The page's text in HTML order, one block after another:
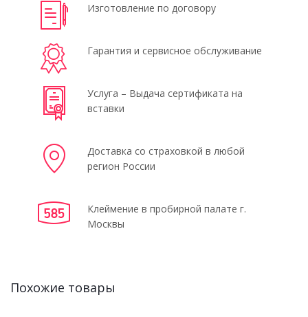
Изготовление по договору
Гарантия и сервисное обслуживание
Услуга – Выдача сертификата на
вставки
Доставка со страховкой в любой
регион России
Клеймение в пробирной палате г.
Москвы
Похожие товары